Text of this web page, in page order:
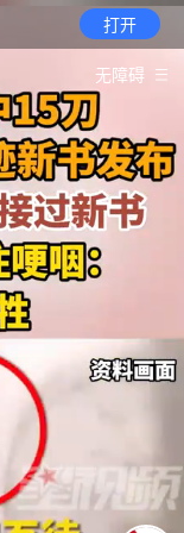
打开
无障碍